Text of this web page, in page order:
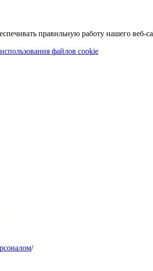
правильную работу нашего веб-
файлов cookie
/